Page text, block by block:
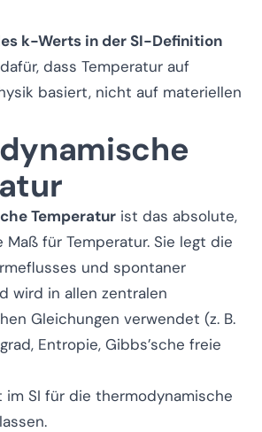
k-Werts in der SI-Definition
dass Temperatur auf
basiert, nicht auf materiellen
Temperatur ist das absolute,
für Temperatur. Sie legt die
und spontaner
wird in allen zentralen
Gleichungen verwendet (z. B.
Entropie, Gibbs’sche freie
im SI für die thermodynamische